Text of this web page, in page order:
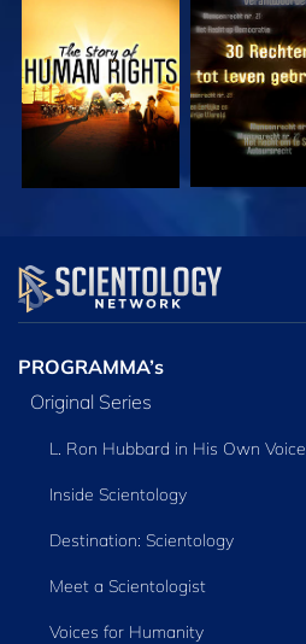
KIJK KIJK
KIJK
PROGRAMMA’s
Original Series
L. Ron Hubbard in His Own Voice
Inside Scientology
Destination: Scientology
Meet a Scientologist
Voices for Humanity